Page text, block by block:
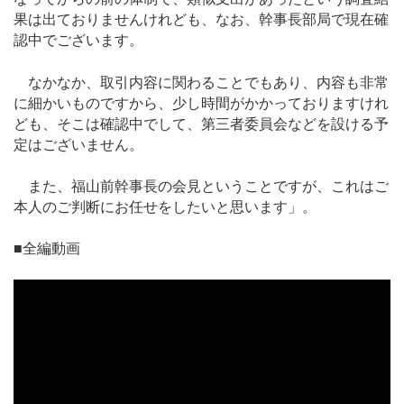
果は出ておりませんけれども、なお、幹事長部局で現在確
認中でございます。
なかなか、取引内容に関わることでもあり、内容も非常
に細かいものですから、少し時間がかかっておりますけれ
ども、そこは確認中でして、第三者委員会などを設ける予
定はございません。
また、福山前幹事長の会見ということですが、これはご
本人のご判断にお任せをしたいと思います」。
■全編動画